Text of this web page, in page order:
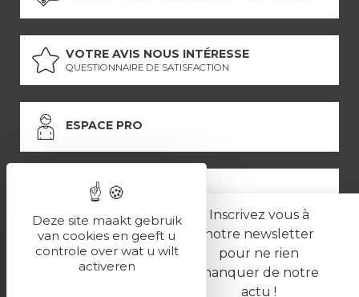
Inscrivez vous à
notre newsletter
pour ne rien
manquer de notre
actu !
VOTRE AVIS NOUS INTÉRESSE
QUESTIONNAIRE DE SATISFACTION
ESPACE PRO
ESPACE PRESSE
LES PARTENAIRES
Politique de confidentialité
Deze site maakt gebruik
van cookies en geeft u
controle over wat u wilt
activeren